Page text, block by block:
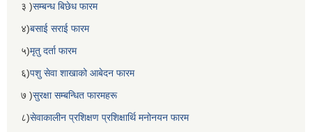
३ )सम्बन्ध बिछेध फारम
४)बसाई सराई फारम
५)मृतु दर्ता फारम
६)पशु सेवा शाखाको आबेदन फारम
७ )सुरक्षा सम्बन्धित फारमहरू
८)सेवाकालीन प्रशिक्षण प्रशिक्षार्थि मनोनयन फारम